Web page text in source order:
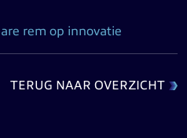
rem op innovatie
TERUG NAAR OVERZICHT